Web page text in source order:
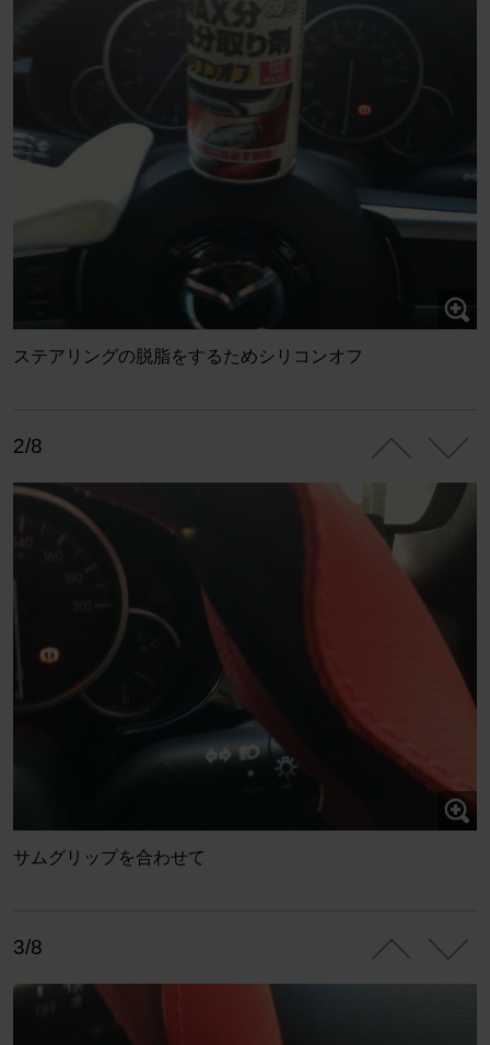
ステアリングの脱脂をするためシリコンオフ
2/8
サムグリップを合わせて
3/8